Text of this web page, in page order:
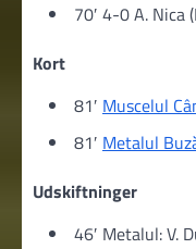
70′ 4-0 A. Nica
Kort
81′ Muscelul
81′ Metalul
Udskiftninger
46′ Metalul: V.